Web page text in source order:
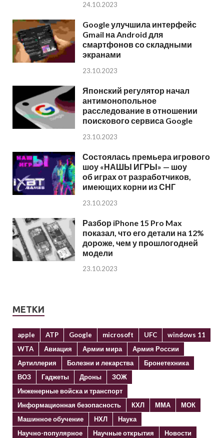
24.10.2023
Google улучшила интерфейс
Gmail на Android для
смартфонов со складными
экранами
23.10.2023
Японский регулятор начал
антимонопольное
расследование в отношении
поискового сервиса Google
23.10.2023
Состоялась премьера игрового
шоу «НАШЫ ИГРЫ» — шоу
об играх от разработчиков,
имеющих корни из СНГ
23.10.2023
Разбор iPhone 15 Pro Max
показал, что его детали на 12%
дороже, чем у прошлогодней
модели
23.10.2023
МЕТКИ
apple ATP Google microsoft UFC
windows 11
WTA
Авиация Армии мира
Армия России
Артиллерия
Болезни и лекарства
Бронетехника
ВОЗ
Гаджеты Дроны
ЗОЖ
Инженерные войска и транспорт
Информационная безопасность
КХЛ ММА
МОК
Машинное обучение
НХЛ
Наука
Научно-популярное
Научные открытия
Новости